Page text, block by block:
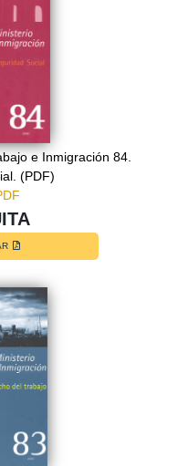
e Inmigración 84.
(PDF)